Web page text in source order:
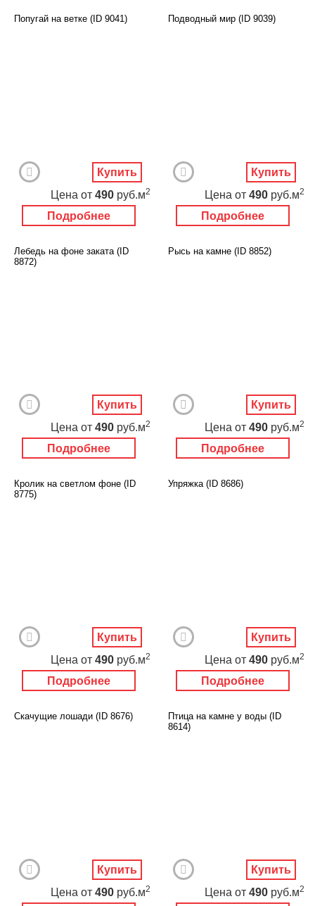
Попугай на ветке (ID 9041)
Подробнее
Цена от 490 руб.м2
Купить
Подводный мир (ID 9039)
Подробнее
Цена от 490 руб.м2
Купить
Лебедь на фоне заката (ID
8872)
Подробнее
Цена от 490 руб.м2
Купить
Рысь на камне (ID 8852)
Подробнее
Цена от 490 руб.м2
Купить
Кролик на светлом фоне (ID
8775)
Подробнее
Цена от 490 руб.м2
Купить
Упряжка (ID 8686)
Подробнее
Цена от 490 руб.м2
Купить
Скачущие лошади (ID 8676)
Цена от 490 руб.м2
Купить
Птица на камне у воды (ID
8614)
Цена от 490 руб.м2
Купить